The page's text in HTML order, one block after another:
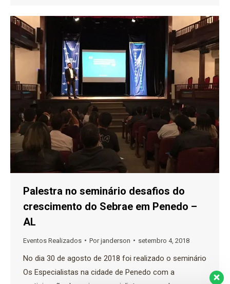
Palestra no seminário desafios do
crescimento do Sebrae em Penedo –
AL
Eventos Realizados Porjanderson setembro 4, 2018
No dia 30 de agosto de 2018 foi realizado o seminário
Os Especialistas na cidade de Penedo com a